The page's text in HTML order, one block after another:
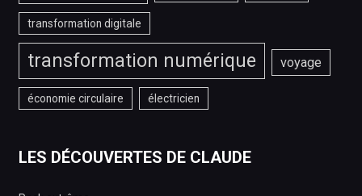
transformation digitale
transformation numérique voyage
économie circulaire électricien
LES DÉCOUVERTES DE CLAUDE